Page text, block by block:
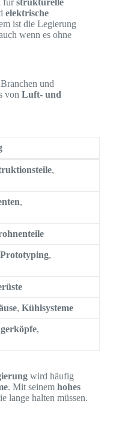
fürstrukturelle
elektrische
ist die Legierung
wenn es ohne
und
vonLuft- und
,
,
Prototyping,
,Kühlsysteme
,
wird häufig
. Mit seinemhohes
lange halten müssen.